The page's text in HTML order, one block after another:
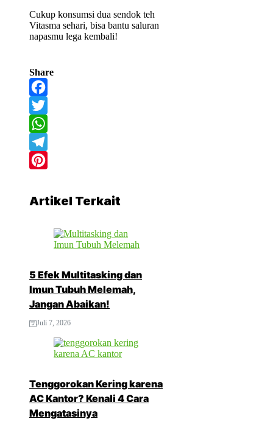
Cukup konsumsi dua sendok teh
Vitasma sehari, bisa bantu saluran
napasmu lega kembali!
Share
Facebook
Twitter
WhatsApp
Telegram
Artikel Terkait
5 Efek Multitasking dan
Imun Tubuh Melemah,
Jangan Abaikan!
Juli 7, 2026
Tenggorokan Kering karena
AC Kantor? Kenali 4 Cara
Mengatasinya